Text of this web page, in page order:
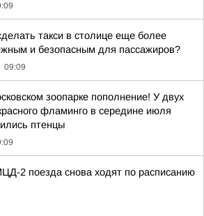
такси в столице еще более
и безопасным для пассажиров?
09:09
зоопарке пополнение! У двух
фламинго в середине июля
птенцы
2 поезда снова ходят по расписанию